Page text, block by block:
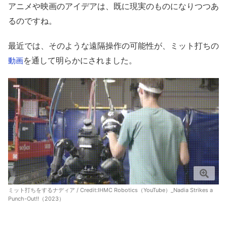
アニメや映画のアイデアは、既に現実のものになりつつあ
るのですね。
最近では、そのような遠隔操作の可能性が、ミット打ちの
動画を通して明らかにされました。
ミット打ちをするナディア / Credit:IHMC Robotics（YouTube）_Nadia Strikes a
Punch-Out!!（2023）